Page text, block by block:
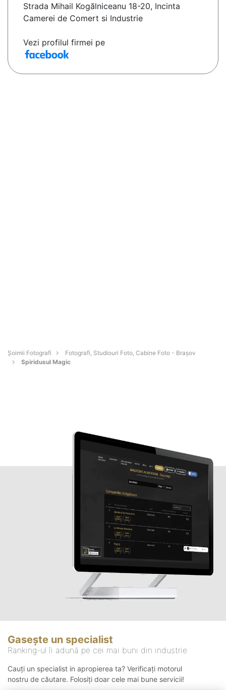
Strada Mihail Kogălniceanu 18-20, Incinta
Camerei de Comert si Industrie
Vezi profilul firmei pe
Șoimii Fotografi
Fotografi, Studiouri Foto, Cabine Foto - Braşov
Spiridusul Magic
Gasește un specialist
Ranking-ul îi adună pe cei mai buni din industrie
Cauți un specialist in apropierea ta? Verificați motorul
nostru de căutare. Folosiți doar cele mai bune servicii!